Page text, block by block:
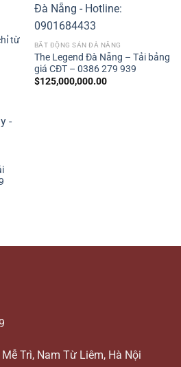
từ
BẤT ĐỘNG SẢN ĐÀ NẴNG
The Legend Đà Nẵng – Tải bảng
giá CĐT – 0386 279 939
$125,000,000.00
Trì, Nam Từ Liêm, Hà Nội